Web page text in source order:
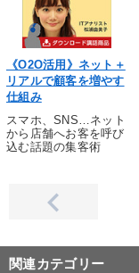
《O2O活用》ネット＋
リアルで顧客を増やす
仕組み
スマホ、SNS…ネット
から店舗へお客を呼び
込む話題の集客術
関連カテゴリー